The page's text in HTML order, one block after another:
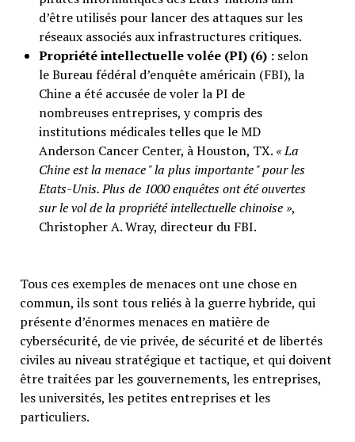
d’être utilisés pour lancer des attaques sur les
réseaux associés aux infrastructures critiques.
Propriété intellectuelle volée (PI) (6) :selon
le Bureau fédéral d’enquête américain (FBI), la
Chine a été accusée de voler la PI de
nombreuses entreprises, y compris des
institutions médicales telles que le MD
Anderson Cancer Center, à Houston, TX. « La
Chine est la menace " la plus importante " pour les
Etats-Unis. Plus de 1000 enquêtes ont été ouvertes
sur le vol de la propriété intellectuelle chinoise »,
Christopher A. Wray, directeur du FBI.
Tous ces exemples de menaces ont une chose en
commun, ils sont tous reliés à la guerre hybride, qui
présente d’énormes menaces en matière de
cybersécurité, de vie privée, de sécurité et de libertés
civiles au niveau stratégique et tactique, et qui doivent
être traitées par les gouvernements, les entreprises,
les universités, les petites entreprises et les
particuliers.